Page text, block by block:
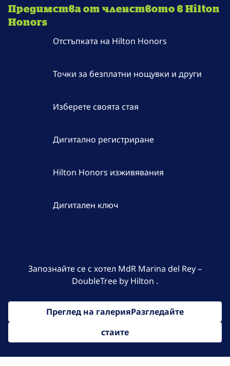
Предимства от членството в Hilton
Honors
Отстъпката на Hilton Honors
Точки за безплатни нощувки и други
Изберете своята стая
Дигитално регистриране
Hilton Honors изживявания
Дигитален ключ
Запознайте се с хотел MdR Marina del Rey –
DoubleTree by Hilton .
Преглед на галерияРазгледайте
стаите